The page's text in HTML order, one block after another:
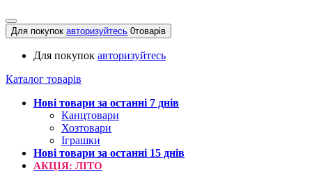
Для покупок авторизуйтесь 0товарів
Для покупок авторизуйтесь
Каталог товарів
Нові товари за останнi 7 днiв
Канцтовари
Хозтовари
Іграшки
Нові товари за останнi 15 днiв
АКЦІЯ: ЛІТО